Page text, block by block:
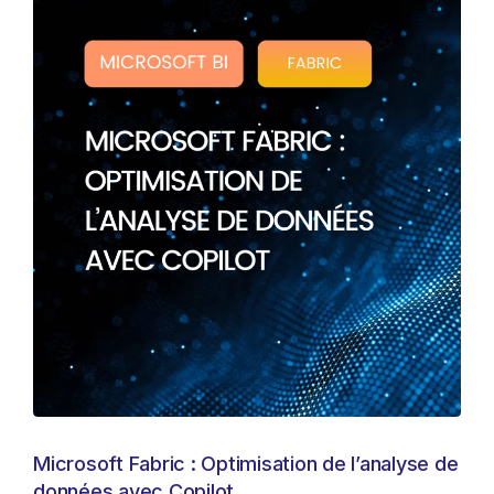
Microsoft Fabric : Optimisation de l’analyse de